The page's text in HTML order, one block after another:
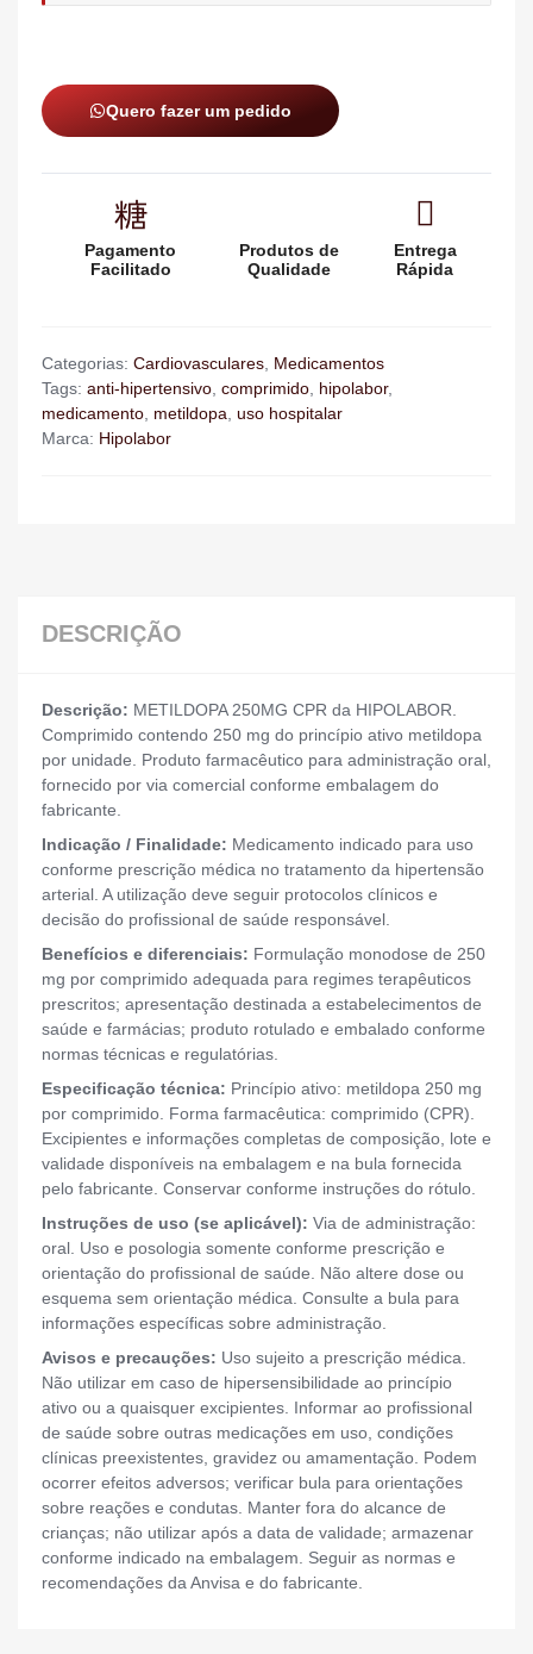
Quero fazer um pedido
Pagamento
Facilitado
Produtos de
Qualidade
Entrega
Rápida
Categorias: Cardiovasculares, Medicamentos
Tags: anti-hipertensivo, comprimido, hipolabor,
medicamento, metildopa, uso hospitalar
Marca: Hipolabor
DESCRIÇÃO
Descrição: METILDOPA 250MG CPR da HIPOLABOR.
Comprimido contendo 250 mg do princípio ativo metildopa
por unidade. Produto farmacêutico para administração oral,
fornecido por via comercial conforme embalagem do
fabricante.
Indicação / Finalidade: Medicamento indicado para uso
conforme prescrição médica no tratamento da hipertensão
arterial. A utilização deve seguir protocolos clínicos e
decisão do profissional de saúde responsável.
Benefícios e diferenciais: Formulação monodose de 250
mg por comprimido adequada para regimes terapêuticos
prescritos; apresentação destinada a estabelecimentos de
saúde e farmácias; produto rotulado e embalado conforme
normas técnicas e regulatórias.
Especificação técnica: Princípio ativo: metildopa 250 mg
por comprimido. Forma farmacêutica: comprimido (CPR).
Excipientes e informações completas de composição, lote e
validade disponíveis na embalagem e na bula fornecida
pelo fabricante. Conservar conforme instruções do rótulo.
Instruções de uso (se aplicável): Via de administração:
oral. Uso e posologia somente conforme prescrição e
orientação do profissional de saúde. Não altere dose ou
esquema sem orientação médica. Consulte a bula para
informações específicas sobre administração.
Avisos e precauções: Uso sujeito a prescrição médica.
Não utilizar em caso de hipersensibilidade ao princípio
ativo ou a quaisquer excipientes. Informar ao profissional
de saúde sobre outras medicações em uso, condições
clínicas preexistentes, gravidez ou amamentação. Podem
ocorrer efeitos adversos; verificar bula para orientações
sobre reações e condutas. Manter fora do alcance de
crianças; não utilizar após a data de validade; armazenar
conforme indicado na embalagem. Seguir as normas e
recomendações da Anvisa e do fabricante.